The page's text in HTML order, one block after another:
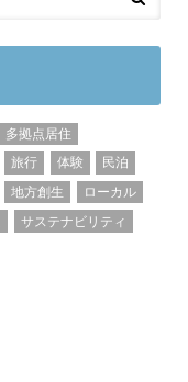
多拠点居住
旅行 体験
民泊
地方創生
ローカル
サステナビリティ